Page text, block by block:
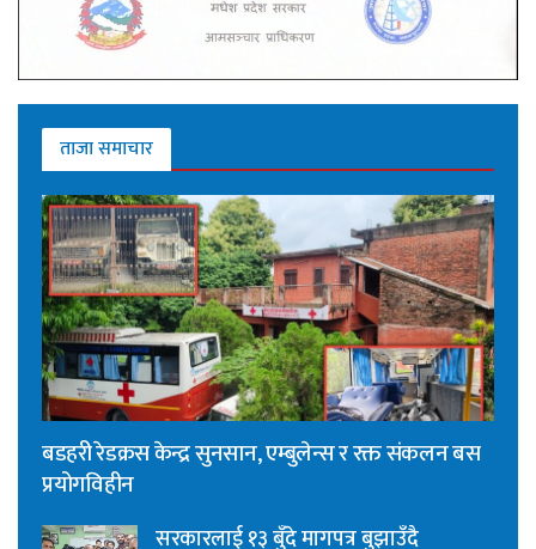
ताजा समाचार
बडहरी रेडक्रस केन्द्र सुनसान, एम्बुलेन्स र रक्त संकलन बस
प्रयोगविहीन
सरकारलाई १३ बुँदे मागपत्र बुझाउँदै